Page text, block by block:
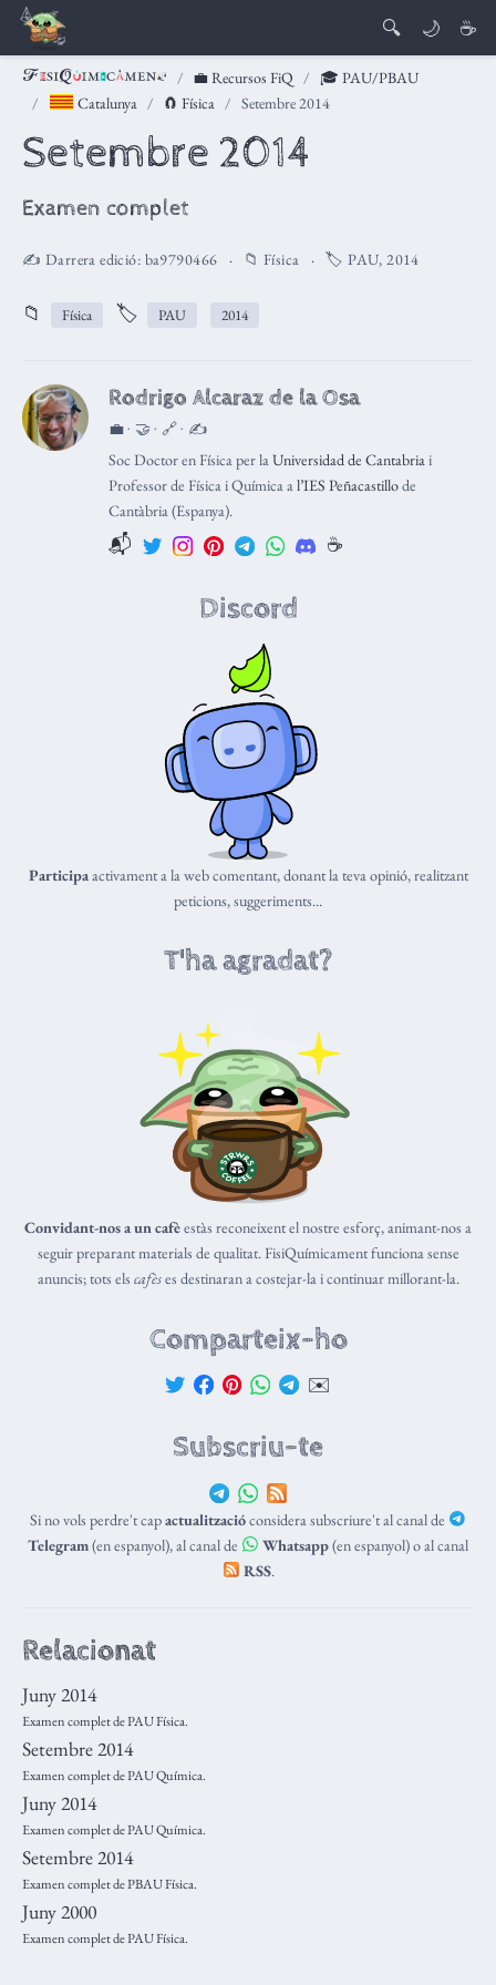
🔍 🌙 ☕
💼 Recursos FiQ
🎓 PAU/PBAU
Catalunya
🧲 Física Setembre 2014
Setembre 2014
Examen complet
✍️ Darrera edició: ba9790466 📁 Física 🏷️PAU,2014
📁 Física 🏷️ PAU 2014
Rodrigo Alcaraz de la Osa
💼 · 🤝 · 🔗 · ✍️
Soc Doctor en Física per laUniversidad de Cantabriai
Professor de Física i Química al’IES Peñacastillode
Cantàbria (Espanya).
📬 ☕️
Discord
Participaactivament a la web comentant, donant la teva opinió, realitzant
peticions, suggeriments...
T'ha agradat?
Convidant-nos a un cafèestàs reconeixent el nostre esforç, animant-nos a
seguir preparant materials de qualitat. FisiQuímicament funciona sense
anuncis; tots els cafèses destinaran a costejar-la i continuar millorant-la.
Comparteix-ho
✉️
Subscriu-te
Si no vols perdre't capactualitzacióconsidera subscriure't al canal de
Telegram(en espanyol), al canal de Whatsapp(en espanyol) o al canal
RSS.
Relacionat
Juny 2014
Examen complet de PAU Física.
Setembre 2014
Examen complet de PAU Química.
Juny 2014
Examen complet de PAU Química.
Setembre 2014
Examen complet de PBAU Física.
Juny 2000
Examen complet de PAU Física.